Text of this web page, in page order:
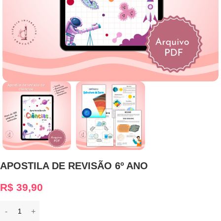
APOSTILA DE REVISÃO 6º ANO
R$ 39,90